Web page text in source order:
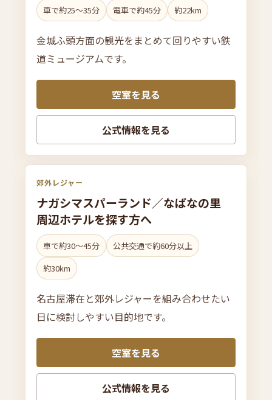
車で約25〜35分 電車で約45分 約22km
金城ふ頭方面の観光をまとめて回りやすい鉄
道ミュージアムです。
空室を見る
公式情報を見る
郊外レジャー
ナガシマスパーラン ド／なばなの里
周辺ホテルを探す方へ
車で約30〜45分
公共交通で約60分以上
約30km
名古屋滞在と郊外レジャーを組み合わせたい
日に検討しやすい目的地です。
空室を見る
公式情報を見る